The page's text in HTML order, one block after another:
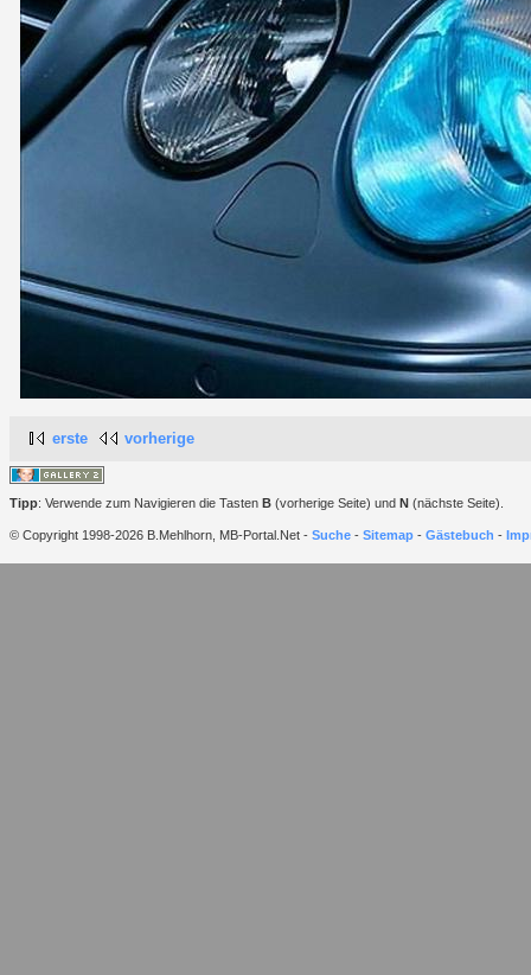
erste vorherige
Tipp: Verwende zum Navigieren die Tasten B (vorherige Seite) und N (nächste Seite).
© Copyright 1998-2026 B.Mehlhorn, MB-Portal.Net - Suche - Sitemap - Gästebuch -